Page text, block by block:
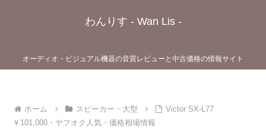
わんりす - Wan Lis -
オーディオ・ビジュアル機器の音質レビューと中古価格の情報サイト
ホーム スピーカー・大型
Victor SX-L77
￥101,000・ヤフオク人気・価格相場情報